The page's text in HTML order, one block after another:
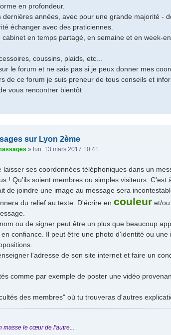
en profondeur.
années, avec pour une grande majorité -
échanger avec des praticiennes.
en temps partagé, en semaine et en week-
coussins, plaids, etc...
le forum et ne sais pas si je peux donner mes
de ce forum je suis preneur de tous conseils et
vous rencontrer bientôt
sur Lyon 2ème
»lun. 13 mars 2017 10:41
laisser ses coordonnées téléphoniques dans un
! Qu'ils soient membres ou simples visiteurs.
de joindre une image au message sera
du relief au texte. D'écrire en couleuret/ou
ou de signer peut être un plus que beaucoup
confiance. Il peut être une photo d'identité ou
l'adresse de son site internet et faire un
comme par exemple de poster une vidéo
des membres" où tu trouveras d'autres
masse le cœur de l'autre...